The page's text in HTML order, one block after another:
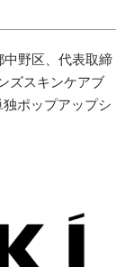
野区、代表取締
ズスキンケアブ
ポップアップシ